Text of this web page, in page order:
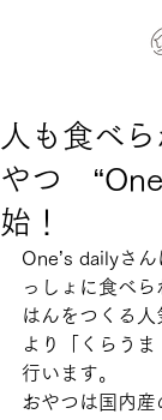
人も食べ
やつ
始！
One’s dailyさ
っしょに食べ
はんをつくる人
より「くらう
行います。
おやつは国内産